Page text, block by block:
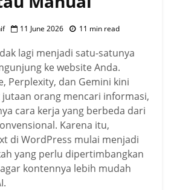
11 June 2026 11 min read
lagi menjadi satu-satunya
ke website Anda.
Perplexity, dan Gemini kini
orang mencari informasi,
cara kerja yang berbeda dari
Karena itu,
di WordPress mulai menjadi
yang perlu dipertimbangkan
kontennya lebih mudah